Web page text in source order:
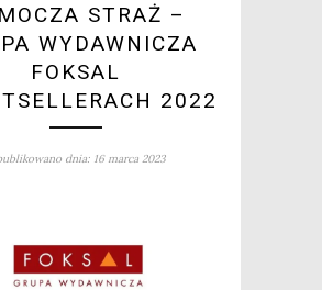
STRAŻ –
WYDAWNICZA
FOKSAL
2022
dnia: 16 marca 2023